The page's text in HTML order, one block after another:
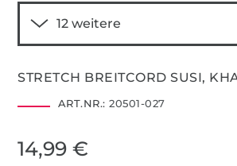
STRETCH BREITCORD SUSI,
ART.NR.: 20501-027
14,99 €